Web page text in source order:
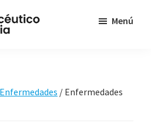
Menú
Enfermedades / Enfermedades